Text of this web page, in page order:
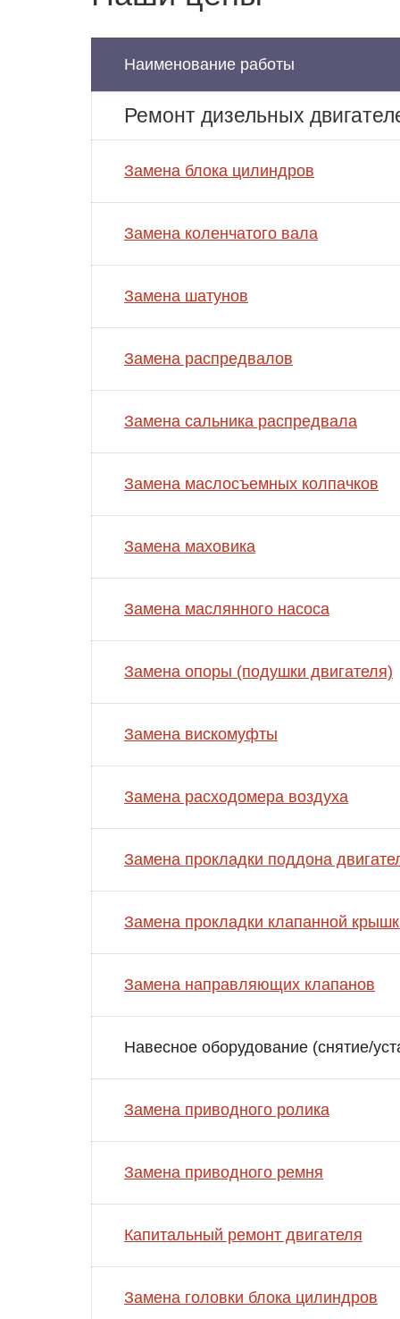
Наименование работы
Ремонт дизельных
Замена блока цилиндров
Замена коленчатого вала
Замена шатунов
Замена распредвалов
Замена сальника распредвала
Замена маслосъемных колпачков
Замена маховика
Замена маслянного насоса
Замена опоры (подушки двигателя)
Замена вискомуфты
Замена расходомера воздуха
Замена прокладки поддона
Замена прокладки клапанной
Замена направляющих клапанов
Навесное оборудование (снятие/
Замена приводного ролика
Замена приводного ремня
Капитальный ремонт двигателя
Замена головки блока цилиндров